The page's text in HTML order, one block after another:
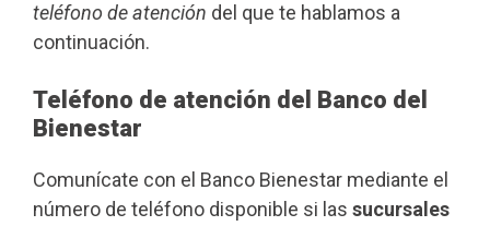
teléfono de atención del que te hablamos a
continuación.
Teléfono de atención del Banco del
Bienestar
Comunícate con el Banco Bienestar mediante el
número de teléfono disponible si las sucursales